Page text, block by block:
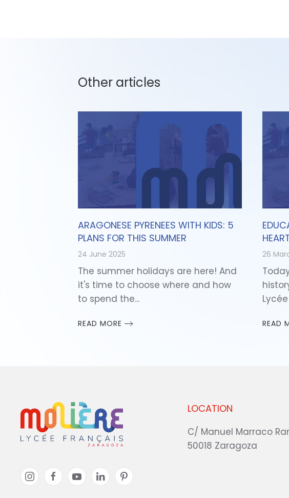
Other articles
ARAGONESE PYRENEES WITH KIDS: 5
PLANS FOR THIS SUMMER
24 June 2025
The summer holidays are here! And
it's time to choose where and how
to spend the...
READ MORE
26
Lycée
READ
LOCATION
C/ Manuel Marraco
50018 Zaragoza